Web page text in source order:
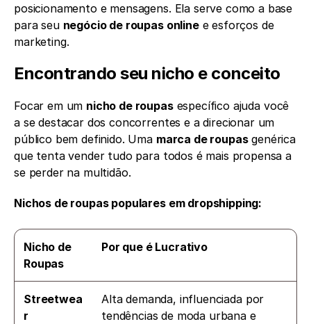
posicionamento e mensagens. Ela serve como a base
para seu negócio de roupas online e esforços de
marketing.
Encontrando seu nicho e conceito
Focar em um nicho de roupas específico ajuda você
a se destacar dos concorrentes e a direcionar um
público bem definido. Uma marca de roupas genérica
que tenta vender tudo para todos é mais propensa a
se perder na multidão.
Nichos de roupas populares em dropshipping:
Nicho de
Roupas
Por que é Lucrativo
Streetwea
r
Alta demanda, influenciada por
tendências de moda urbana e